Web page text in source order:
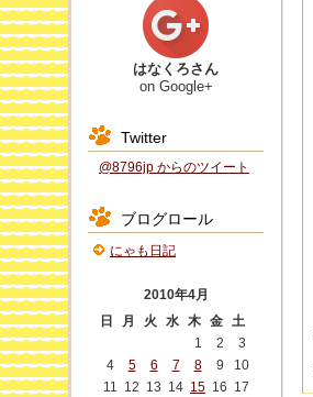
はなくろさん
on Google+
Twitter
@8796jp からのツイート
ブログロール
にゃも日記
2010年4月
日
月 火 水 木 金 土
1
2
3
4
5 6 7 8 9
10
11 12 13 14 15 16 17